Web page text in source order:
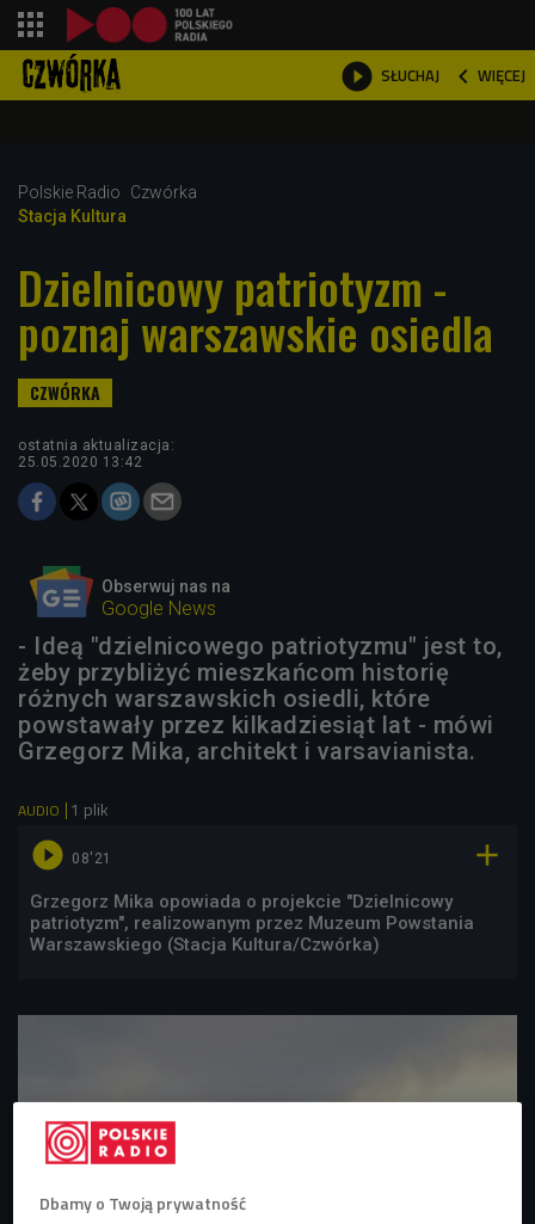
 SŁUCHAJ  WIĘCEJ

Polskie Radio
Czwórka
Stacja Kultura
Dzielnicowy patriotyzm -
poznaj warszawskie osiedla
ostatnia aktualizacja:
25.05.2020 13:42
Obserwuj nas na
Google News
- Ideą "dzielnicowego patriotyzmu" jest to,
żeby przybliżyć mieszkańcom historię
różnych warszawskich osiedli, które
powstawały przez kilkadziesiąt lat - mówi
Grzegorz Mika, architekt i varsavianista.
AUDIO 1 plik
 08'21 
Grzegorz Mika opowiada o projekcie "Dzielnicowy
patriotyzm", realizowanym przez Muzeum Powstania
Warszawskiego (Stacja Kultura/Czwórka)
Dbamy o Twoją prywatność